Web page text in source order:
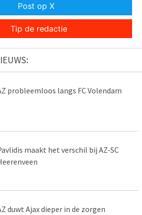
Post op X
Tip de redactie
probleemloos langs FC Volendam
maakt het verschil bij AZ-SC
duwt Ajax dieper in de zorgen